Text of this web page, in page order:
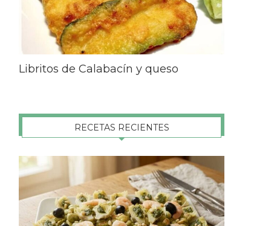
Libritos de Calabacín y queso
RECETAS RECIENTES